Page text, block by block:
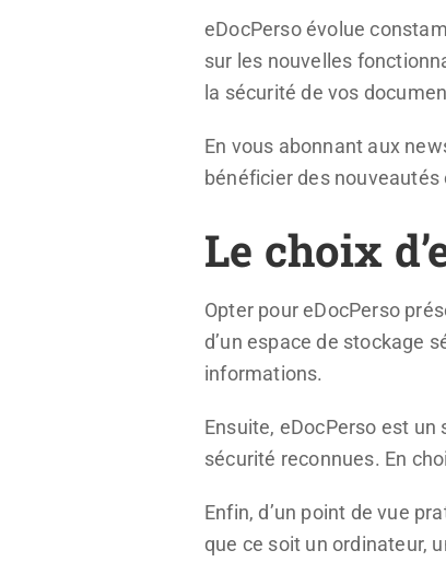
eDocPerso évolue
sur les nouvelles
la sécurité de vos
En vous abonnant aux
bénéficier des
Le choix
Opter pour eDocPerso
d’un espace de stockage
informations.
Ensuite, eDocPerso est un
sécurité reconnues. En
Enfin, d’un point de vue
que ce soit un ordinateur,